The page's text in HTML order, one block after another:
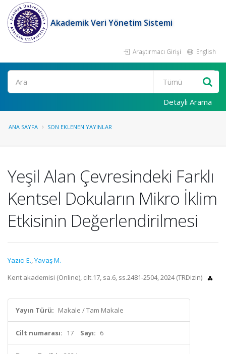
Akademik Veri Yönetim Sistemi
Araştırmacı Girişi English
Ara
Detaylı Arama
ANA SAYFA SON EKLENEN YAYINLAR
Yeşil Alan Çevresindeki Farklı
Kentsel Dokuların Mikro İklim
Etkisinin Değerlendirilmesi
Yazıcı E.,Yavaş M.
Kent akademisi (Online), cilt.17, sa.6, ss.2481-2504, 2024 (TRDizin)
Yayın Türü: Makale / Tam Makale
Cilt numarası: 17 Sayı: 6